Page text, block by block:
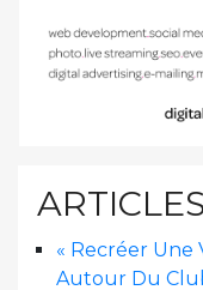
« Recréer Une
Autour Du